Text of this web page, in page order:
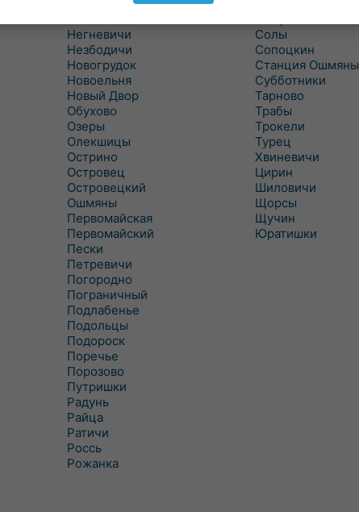
Мосты Правые
Негневичи
Незбодичи
Новогрудок
Новоельня
Новый Двор
Обухово
Озеры
Олекшицы
Острино
Островец
Островецкий
Ошмяны
Первомайская
Первомайский
Пески
Петревичи
Погородно
Пограничный
Подлабенье
Подольцы
Подороск
Поречье
Порозово
Путришки
Радунь
Райца
Ратичи
Роcсь
Рожанка
Солы
Сопоцкин
Станция Ошмяны
Субботники
Тарново
Трабы
Трокели
Турец
Хвиневичи
Цирин
Шиловичи
Щорсы
Щучин
Юратишки